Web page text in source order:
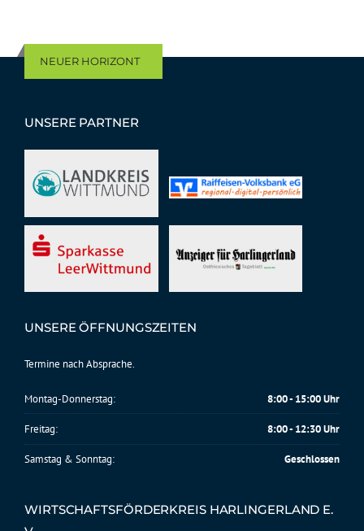
NEUER HORIZONT
UNSERE PARTNER
UNSERE ÖFFNUNGSZEITEN
Termine nach Absprache.
Montag-Donnerstag: 8:00 - 15:00 Uhr
Freitag: 8:00 - 12:30 Uhr
Samstag & Sonntag: Geschlossen
WIRTSCHAFTSFÖRDERKREIS HARLINGERLAND E.